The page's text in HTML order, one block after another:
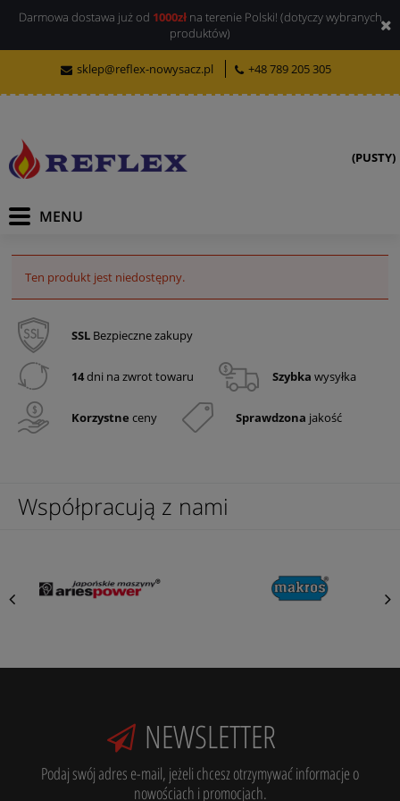
Darmowa dostawa już od 1000złna terenie Polski! (dotyczy wybranych
produktów)
sklep@reflex-nowysacz.pl +48 789 205 305
(PUSTY)
Ten produkt jest niedostępny.
SSL Bezpieczne zakupy
14dni na zwrot towaru Szybka wysyłka
Korzystne ceny Sprawdzona jakość
Współpracują z nami
NEWSLETTER
Podaj swój adres e-mail, jeżeli chcesz otrzymywać informacje o
nowościach i promocjach.